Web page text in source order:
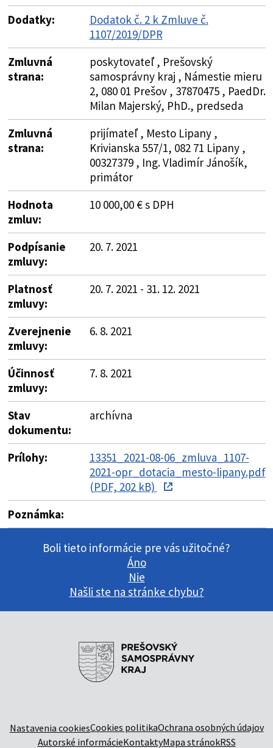
Dodatky:
Dodatok č. 2 k Zmluve č.
1107/2019/DPR
Zmluvná
strana:
poskytovateľ , Prešovský
samosprávny kraj , Námestie mieru
2, 080 01 Prešov , 37870475 , PaedDr.
Milan Majerský, PhD., predseda
Zmluvná
strana:
prijímateľ , Mesto Lipany ,
Krivianska 557/1, 082 71 Lipany ,
00327379 , Ing. Vladimír Jánošík,
primátor
Hodnota
zmluv:
10 000,00 € s DPH
Podpísanie
zmluvy:
20. 7. 2021
Platnosť
zmluvy:
20. 7. 2021 - 31. 12. 2021
Zverejnenie
zmluvy:
6. 8. 2021
Účinnosť
zmluvy:
7. 8. 2021
Stav
dokumentu:
archívna
Prílohy:
13351_2021-08-06_zmluva_1107-
2021-opr_dotacia_mesto-lipany.pdf
(PDF, 202 kB)
Poznámka:
Boli tieto informácie pre vás užitočné?
Áno
Nie
Našli ste na stránke chybu?
Nastavenia cookiesCookies politikaOchrana osobných údajov
Autorské informácieKontaktyMapa stránokRSS